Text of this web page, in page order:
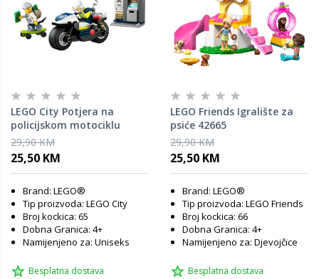
LEGO City Potjera na
policijskom motociklu
60455
29,90 KM
25,50 KM
Brand: LEGO®
Tip proizvoda: LEGO City
Broj kockica: 65
Dobna Granica: 4+
Namijenjeno za: Uniseks
Besplatna dostava
LEGO Friends Igralište za
psiće 42665
29,90 KM
25,50 KM
Brand: LEGO®
Tip proizvoda: LEGO Friends
Broj kockica: 66
Dobna Granica: 4+
Namijenjeno za: Djevojčice
Besplatna dostava